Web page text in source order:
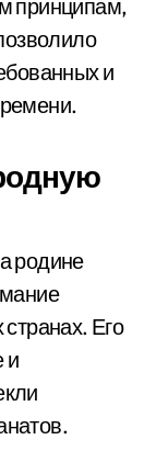
принципам,
и
родине
Его
и